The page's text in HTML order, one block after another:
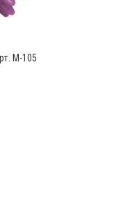
М-105